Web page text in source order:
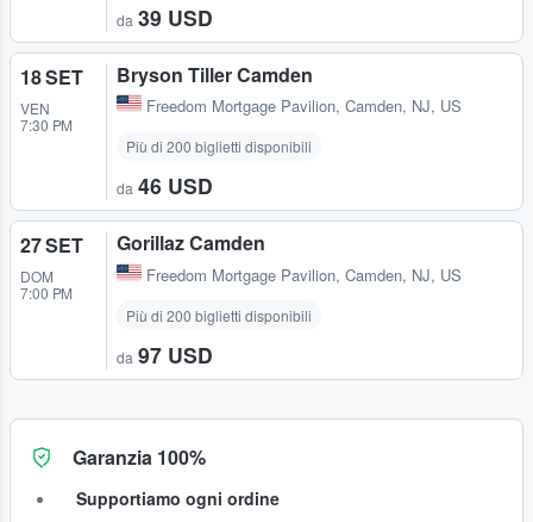
da 39 USD
18 SET
VEN
7:30 PM
Bryson Tiller Camden
Freedom Mortgage Pavilion, Camden, NJ, US
Più di 200 biglietti disponibili
da 46 USD
27 SET
DOM
7:00 PM
Gorillaz Camden
Freedom Mortgage Pavilion, Camden, NJ, US
Più di 200 biglietti disponibili
da 97 USD
Garanzia 100%
Supportiamo ogni ordine